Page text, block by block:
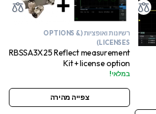
רשיונות ואופציות (OPTIONS &
LICENSES)
RBSSA3X25 Reflect measurement
Kit + license option
במלאי!
צפייה מהירה